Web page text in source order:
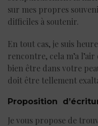
sur mes propres
difficiles à soutenir.
En tout cas, je suis
rencontre, cela m’a
bien être dans votre
doit être tellement
Proposition
Je vous propose de